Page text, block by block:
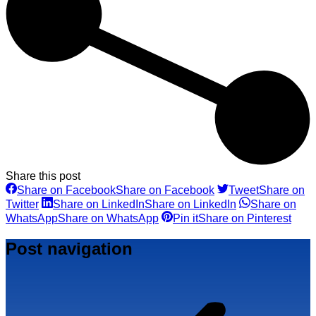
Share this post
Share on FacebookShare on Facebook TweetShare on
Twitter
Share on LinkedInShare on LinkedIn
Share on
WhatsAppShare on WhatsApp Pin itShare on Pinterest
Post navigation